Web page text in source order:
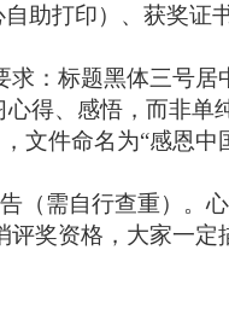
助打印）、获奖证
：标题黑体三号居
得、感悟，而非单
文件命名为“感恩中
（需自行查重）。
奖资格，大家一